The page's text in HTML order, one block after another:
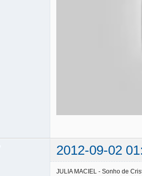
2012-09-02
JULIA MACIEL - Sonho de